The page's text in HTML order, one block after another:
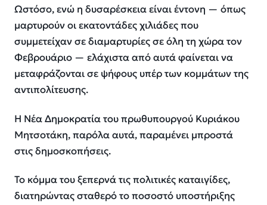
Ωστόσο, ενώ η δυσαρέσκεια είναι έντονη — όπως
μαρτυρούν οι εκατοντάδες χιλιάδες που
συμμετείχαν σε διαμαρτυρίες σε όλη τη χώρα τον
Φεβρουάριο — ελάχιστα από αυτά φαίνεται να
μεταφράζονται σε ψήφους υπέρ των κομμάτων της
αντιπολίτευσης.
Η Νέα Δημοκρατία του πρωθυπουργού Κυριάκου
Μητσοτάκη, παρόλα αυτά, παραμένει μπροστά
στις δημοσκοπήσεις.
Το κόμμα του ξεπερνά τις πολιτικές καταιγίδες,
διατηρώντας σταθερό το ποσοστό υποστήριξης